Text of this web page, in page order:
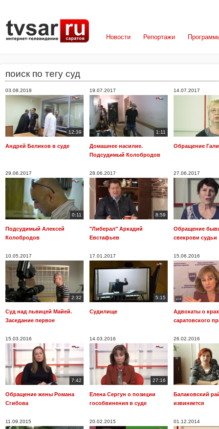
Новости Репортажи
поиск по тегу суд
03.08.2018
12:39
Андрей Беликов в суде
19.07.2017
1:11
Домашнее насилие.
Подсудимый Колобродов
14.07.2017
Обращение
29.06.2017
0:11
Подсудимый Алексей
Колобродов
28.06.2017
8:59
"Либерал" Аркадий
Евстафьев
27.06.2017
Обращение
свекрови судьи
10.05.2017
2:32
Суд над львицей Майей.
Заседание первое
17.01.2017
5:15
Судилище
15.06.2016
Адвокаты о
саратовского
15.03.2016
7:42
Обращение жены Романа
Сгибова
14.03.2016
27:16
Елена Сергун о позиции
гособвинения в суде
26.02.2016
Балаковский
извиняется
11.09.2015 20.02.2015 01.12.2014